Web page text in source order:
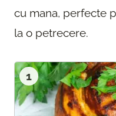
cu mana, perfecte
la o petrecere.
1